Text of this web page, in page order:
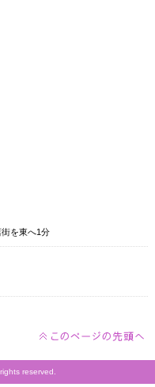
を東へ1分
reserved.